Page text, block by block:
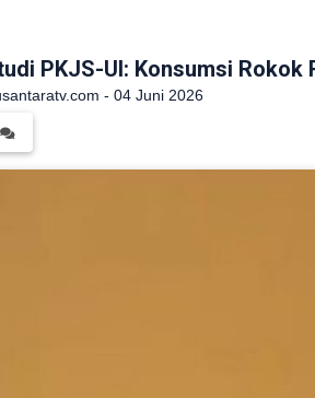
PKJS-UI: Konsumsi Rokok
- 04 Juni 2026